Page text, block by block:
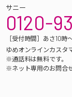
サニー
0120-
［受付時間］あさ10時
ゆめオンラインカスタ
※通話料は無料です。
※ネット専用のお問合